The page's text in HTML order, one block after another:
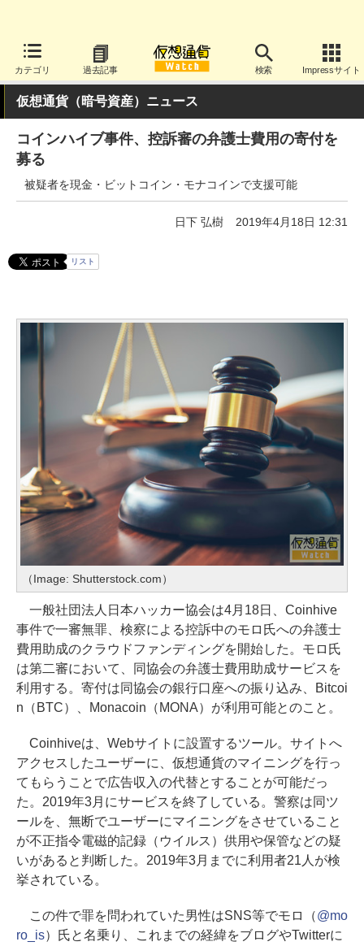
カテゴリ 過去記事 検索 Impressサイト
仮想通貨（暗号資産）ニュース
コインハイブ事件、控訴審の弁護士費用の寄付を
募る
被疑者を現金・ビットコイン・モナコインで支援可能
日下 弘樹 2019年4月18日 12:31
リスト
（Image: Shutterstock.com）
一般社団法人日本ハッカー協会は4月18日、Coinhive
事件で一審無罪、検察による控訴中のモロ氏への弁護士
費用助成のクラウドファンディングを開始した。モロ氏
は第二審において、同協会の弁護士費用助成サービスを
利用する。寄付は同協会の銀行口座への振り込み、Bitcoi
n（BTC）、Monacoin（MONA）が利用可能とのこと。
Coinhiveは、Webサイトに設置するツール。サイトへ
アクセスしたユーザーに、仮想通貨のマイニングを行っ
てもらうことで広告収入の代替とすることが可能だっ
た。2019年3月にサービスを終了している。警察は同ツ
ールを、無断でユーザーにマイニングをさせていること
が不正指令電磁的記録（ウイルス）供用や保管などの疑
いがあると判断した。2019年3月までに利用者21人が検
挙されている。
この件で罪を問われていた男性はSNS等でモロ（@mo
ro_is）氏と名乗り、これまでの経緯をブログやTwitterに